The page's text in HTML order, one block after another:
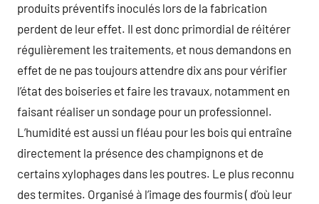
produits préventifs inoculés lors de la fabrication
perdent de leur effet. Il est donc primordial de réitérer
régulièrement les traitements, et nous demandons en
effet de ne pas toujours attendre dix ans pour vérifier
l’état des boiseries et faire les travaux, notamment en
faisant réaliser un sondage pour un professionnel.
L’humidité est aussi un fléau pour les bois qui entraîne
directement la présence des champignons et de
certains xylophages dans les poutres. Le plus reconnu
des termites. Organisé à l’image des fourmis ( d’où leur